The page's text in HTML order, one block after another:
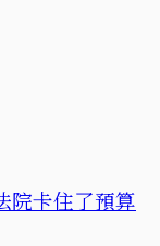
院卡住了預算